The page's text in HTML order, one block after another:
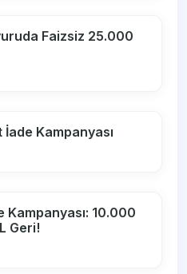
Faizsiz 25.000
Kampanyası
10.000
Geri!